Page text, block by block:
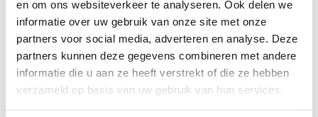
en om ons websiteverkeer te analyseren. Ook delen we
informatie over uw gebruik van onze site met onze
partners voor social media, adverteren en analyse. Deze
partners kunnen deze gegevens combineren met andere
informatie die u aan ze heeft verstrekt of die ze hebben
verzameld op basis van uw gebruik van hun services.
plaat liggen. Bij een rooster is dit niet het geval. Het eten krijgt
door het rooster een krokante textuur.
Hoe maak je een grilplaat of grilrooster
schoon?
Het is enorm belangrijk om een grilplaat of grilrooster schoon te